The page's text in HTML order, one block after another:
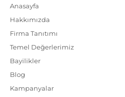
Anasayfa
Hakkımızda
Firma Tanıtımı
Temel Değerlerimiz
Bayilikler
Blog
Kampanyalar